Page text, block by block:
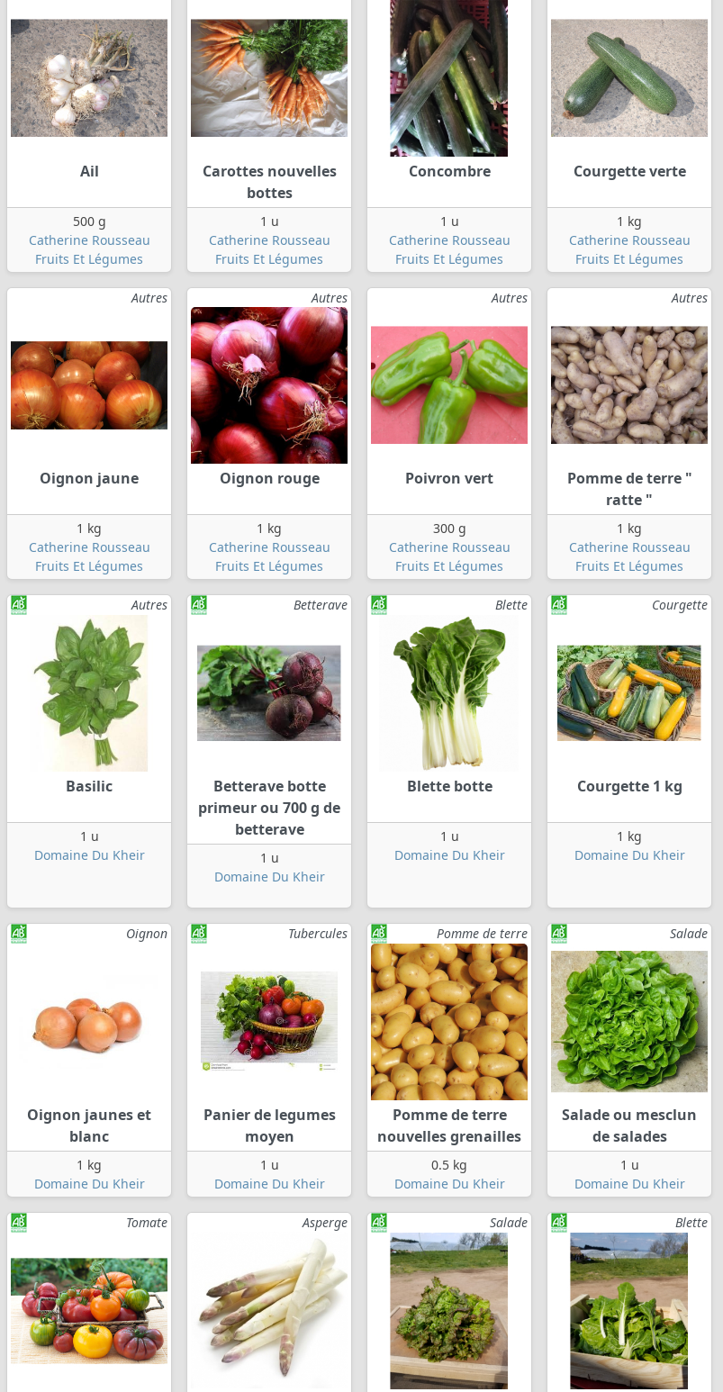
Ail
500 g
Catherine Rousseau
Fruits Et Légumes
Carottes nouvelles
bottes
1 u
Catherine Rousseau
Fruits Et Légumes
Concombre
1 u
Catherine Rousseau
Fruits Et Légumes
Courgette verte
1 kg
Catherine Rousseau
Fruits Et Légumes
Autres
Oignon jaune
1 kg
Catherine Rousseau
Fruits Et Légumes
Autres
Oignon rouge
1 kg
Catherine Rousseau
Fruits Et Légumes
Autres
Poivron vert
300 g
Catherine Rousseau
Fruits Et Légumes
Autres
Pomme de terre "
ratte "
1 kg
Catherine Rousseau
Fruits Et Légumes
Autres
Basilic
1 u
Domaine Du Kheir
Betterave
Betterave botte
primeur ou 700 g de
betterave
1 u
Domaine Du Kheir
Blette
Blette botte
1 u
Domaine Du Kheir
Courgette
Courgette 1 kg
1 kg
Domaine Du Kheir
Oignon
Oignon jaunes et
blanc
1 kg
Domaine Du Kheir
Tubercules
Panier de legumes
moyen
1 u
Domaine Du Kheir
Pomme de terre
Pomme de terre
nouvelles grenailles
0.5 kg
Domaine Du Kheir
Salade
Salade ou mesclun
de salades
1 u
Domaine Du Kheir
Tomate Asperge Salade Blette